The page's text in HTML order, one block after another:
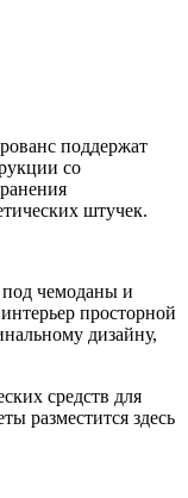
поддержат
со
штучек.
чемоданы и
просторной
дизайну,
средств для
разместится здесь